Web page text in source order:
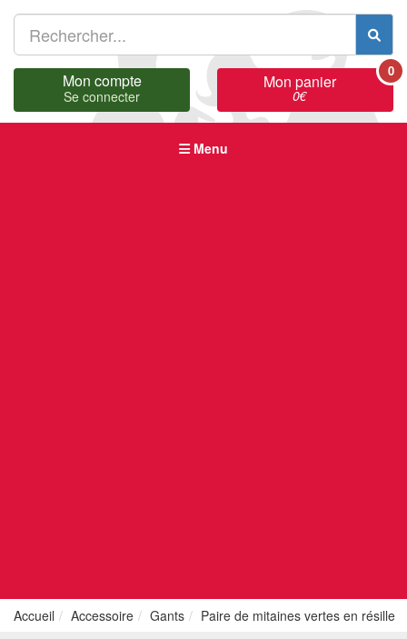
Mon compte
Se connecter
Mon panier
0€
0
Menu
Accueil Accessoire Gants Paire de mitaines vertes en résille